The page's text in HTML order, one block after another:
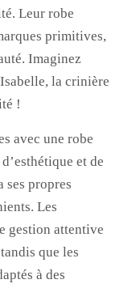
Leur robe
primitives,
Imaginez
la crinière
!
avec une robe
et de
ses propres
Les
gestion attentive
que les
à des